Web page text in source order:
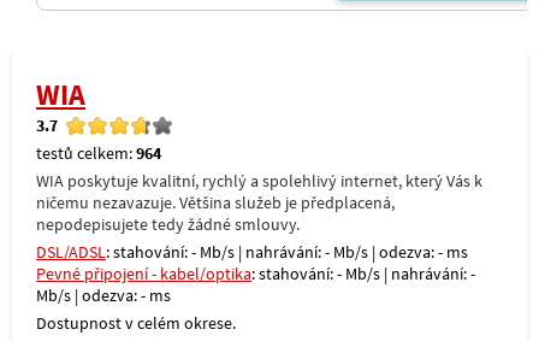
WIA
3.7
testů celkem:964
WIA poskytuje kvalitní, rychlý a spolehlivý internet, který Vás k
ničemu nezavazuje. Většina služeb je předplacená,
nepodepisujete tedy žádné smlouvy.
DSL/ADSL: stahování: - Mb/s | nahrávání: - Mb/s | odezva: - ms
Pevné připojení - kabel/optika: stahování: - Mb/s | nahrávání: -
Mb/s | odezva: - ms
Dostupnost v celém okrese.